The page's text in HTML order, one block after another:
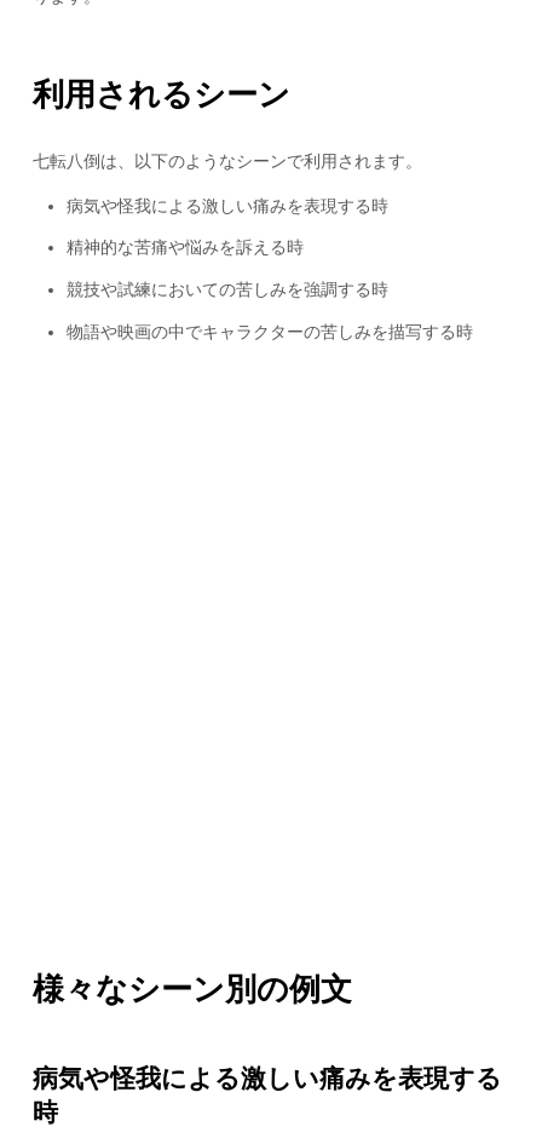
利用されるシーン
七転八倒は、以下のようなシーンで利用されます。
病気や怪我による激しい痛みを表現する時
精神的な苦痛や悩みを訴える時
競技や試練においての苦しみを強調する時
物語や映画の中でキャラクターの苦しみを描写する時
様々なシーン別の例文
病気や怪我による激しい痛みを表現する
時